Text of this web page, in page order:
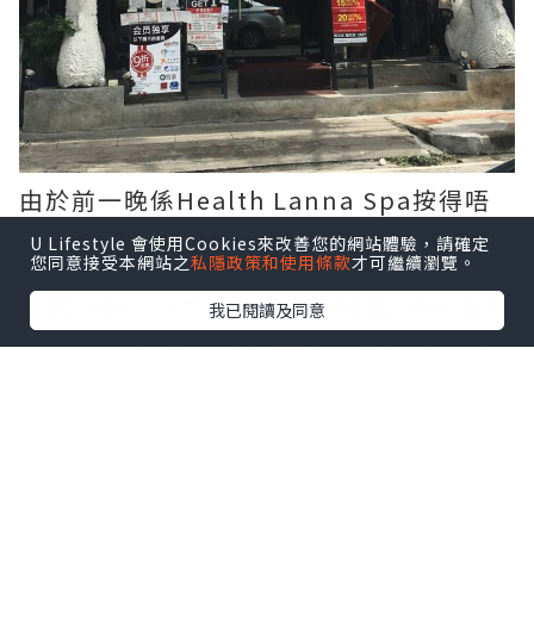
由於前一晚係Health Lanna Spa按得唔
好, 所以第二晚諗住來Ziam Spa再按過,
點知full晒, 所以雖然第二日傍晚就要離開
清邁, 都book左一朝早要再按過. 唔知有冇
人好似我咁, 其實並唔係好好按摩, 但按左
U Lifestyle 會使用Cookies來改善您的網站體驗，請確定
您同意接受本網站之私隱政策和使用條款才可繼續瀏覽。
我已閱讀及同意